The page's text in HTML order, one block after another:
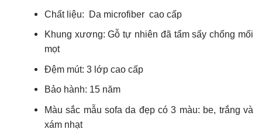
Chất liệu: Da microfiber cao cấp
Khung xương: Gỗ tự nhiên đã tẩm sấy chống mối
mọt
Đệm mút: 3 lớp cao cấp
Bảo hành: 15 năm
Màu sắc mẫu sofa da đẹp có 3 màu: be, trắng và
xám nhạt